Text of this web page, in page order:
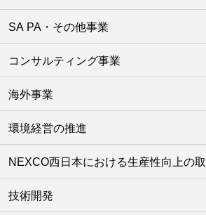
SA PA・その他事業
コンサルティング事業
海外事業
環境経営の推進
NEXCO西日本における生産性向上の
技術開発